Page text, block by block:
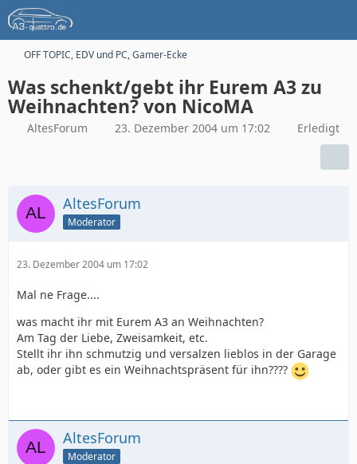
OFF TOPIC, EDV und PC, Gamer-Ecke
Was schenkt/gebt ihr Eurem A3 zu
Weihnachten? von NicoMA
AltesForum 23. Dezember 2004 um 17:02 Erledigt
AltesForum
Moderator
23. Dezember 2004 um 17:02
Mal ne Frage....
was macht ihr mit Eurem A3 an Weihnachten?
Am Tag der Liebe, Zweisamkeit, etc.
Stellt ihr ihn schmutzig und versalzen lieblos in der Garage
ab, oder gibt es ein Weihnachtspräsent für ihn????
AltesForum
Moderator